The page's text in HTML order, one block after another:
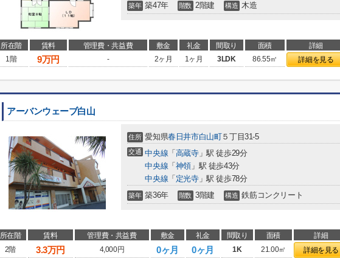
築年 築47年 階数 2階建 構造 木造
所在階 賃料 管理費・共益費 敷金 礼金 間取り 面積 詳細
1階
9万円 - 2ヶ月 1ヶ月 3LDK 86.55㎡ 詳細を見る
アーバンウェーブ白山
住所 愛知県春日井市白山町５丁目31-5
交通 中央線 「 高蔵寺」駅 徒歩29分
中央線 「 神領 」駅 徒歩43分
中央線 「 定光寺」駅 徒歩78分
築年 築36年 階数 3階建 構造 鉄筋コンクリート
所在階 賃料 管理費・共益費 敷金 礼金 間取り 面積 詳細
2階
3.3万円 4,000円 0ヶ月 0ヶ月 1K 21.00㎡ 詳細を見る